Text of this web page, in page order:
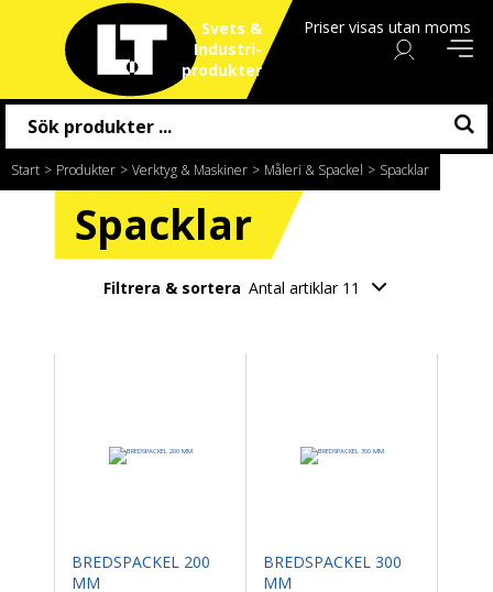
Priser visas utan moms
Svets &
Industri
produkter
Start / Produkter / Verktyg & Maskiner / Måleri & Spackel / Spacklar
Spacklar
Filtrera & sortera Antal artiklar 11
BREDSPACKEL 200
MM
BREDSPACKEL 300
MM